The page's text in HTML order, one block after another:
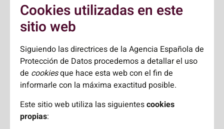
Cookies utilizadas en este
sitio web
Siguiendo las directrices de la Agencia Española de
Protección de Datos procedemos a detallar el uso
de cookiesque hace esta web con el fin de
informarle con la máxima exactitud posible.
Este sitio web utiliza las siguientescookies
propias: